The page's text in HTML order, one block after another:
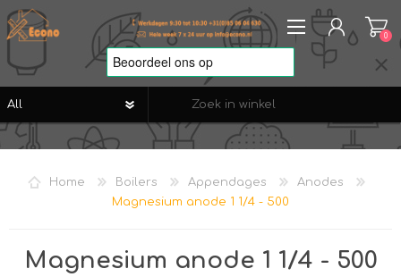
REGISTREREN
VERLANGLIJST
0
Home Boilers Appendages
Anodes
Magnesium anode 1 1/4 - 500
Magnesium anode 1 1/4 - 500